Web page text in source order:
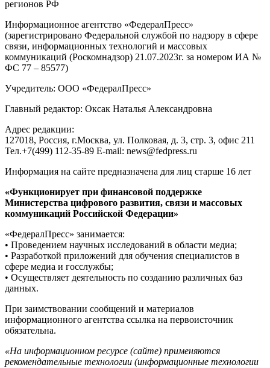
регионов РФ
Информационное агентство «ФедералПресс»
(зарегистрировано Федеральной службой по надзору в сфере
связи, информационных технологий и массовых
коммуникаций (Роскомнадзор) 21.07.2023г. за номером ИА №
ФС 77 – 85577)
Учредитель: ООО «ФедералПресс»
Главный редактор: Оксак Наталья Александровна
Адрес редакции:
127018, Россия, г.Москва, ул. Полковая, д. 3, стр. 3, офис 211
Тел.+7(499) 112-35-89 E-mail: news@fedpress.ru
Информация на сайте предназначена для лиц старше 16 лет
«Функционирует при финансовой поддержке
Министерства цифрового развития, связи и массовых
коммуникаций Российской Федерации»
«ФедералПресс» занимается:
• Проведением научных исследований в области медиа;
• Разработкой приложений для обучения специалистов в
сфере медиа и госслужбы;
• Осуществляет деятельность по созданию различных баз
данных.
При заимствовании сообщений и материалов
информационного агентства ссылка на первоисточник
обязательна.
«На информационном ресурсе (сайте) применяются
рекомендательные технологии (информационные технологии